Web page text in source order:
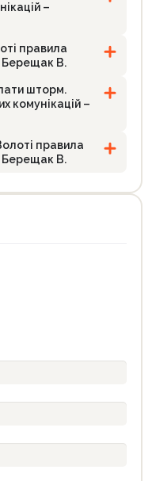
–
правила
Берещак В.
шторм.
комунікацій –
правила
Берещак В.